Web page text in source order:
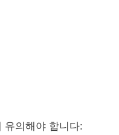
유의해야 합니다: